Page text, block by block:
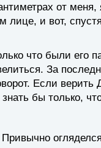
от меня,
лице, и вот,
что были его
За
Если верить
бы только,